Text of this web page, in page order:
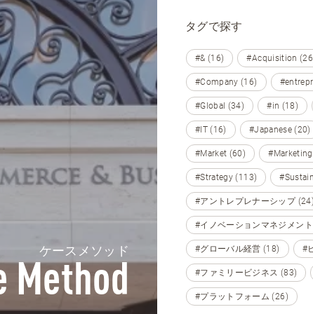
ケースメソッド
Method
タグで探す
#& (16) #Acquisition
#Company (16)
#Global (34) #in (18)
#IT (16) #Japanese (20)
#Market (60)
#Strategy (113)
#アントレプレナーシップ (24)
#イノベーションマネジメン
#グローバル経営 (18) #
#ファミリービジネス (83)
#プラットフォーム (26)